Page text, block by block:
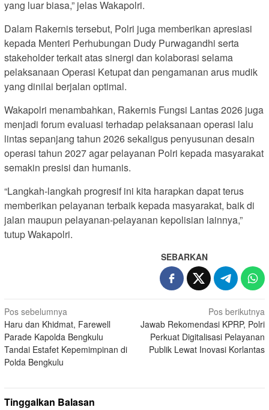
yang luar biasa,” jelas Wakapolri.
Dalam Rakernis tersebut, Polri juga memberikan apresiasi
kepada Menteri Perhubungan Dudy Purwagandhi serta
stakeholder terkait atas sinergi dan kolaborasi selama
pelaksanaan Operasi Ketupat dan pengamanan arus mudik
yang dinilai berjalan optimal.
Wakapolri menambahkan, Rakernis Fungsi Lantas 2026 juga
menjadi forum evaluasi terhadap pelaksanaan operasi lalu
lintas sepanjang tahun 2026 sekaligus penyusunan desain
operasi tahun 2027 agar pelayanan Polri kepada masyarakat
semakin presisi dan humanis.
“Langkah-langkah progresif ini kita harapkan dapat terus
memberikan pelayanan terbaik kepada masyarakat, baik di
jalan maupun pelayanan-pelayanan kepolisian lainnya,”
tutup Wakapolri.
SEBARKAN
Navigasi
pos
Pos sebelumnya
Haru dan Khidmat, Farewell
Parade Kapolda Bengkulu
Tandai Estafet Kepemimpinan di
Polda Bengkulu
Pos berikutnya
Jawab Rekomendasi KPRP, Polri
Perkuat Digitalisasi Pelayanan
Publik Lewat Inovasi Korlantas
Tinggalkan Balasan